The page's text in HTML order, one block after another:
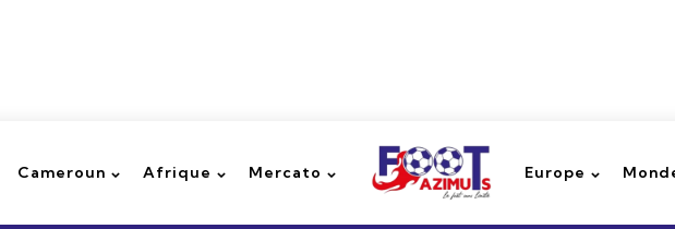
Cameroun Afrique Mercato Europe